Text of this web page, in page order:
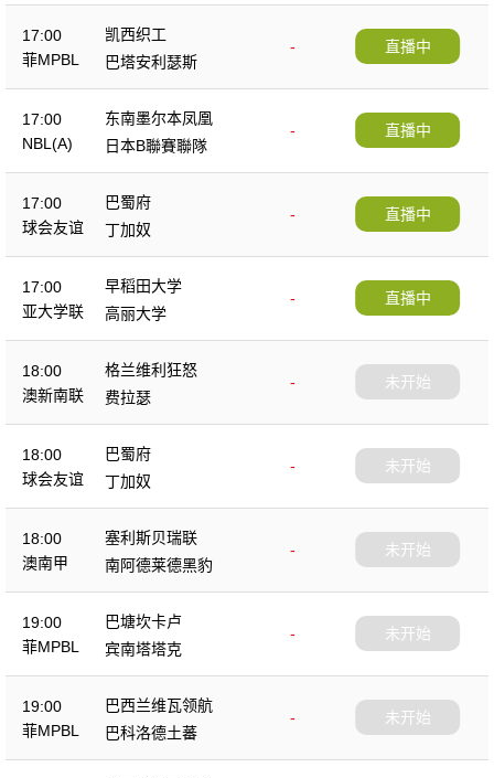
17:00
菲MPBL
凯西织工
-
巴塔安利瑟斯
直播中
17:00
NBL(A)
东南墨尔本凤凰
-
日本B聯賽聯隊
直播中
17:00
球会友谊
巴蜀府
-
丁加奴
直播中
17:00
亚大学联
早稻田大学
-
高丽大学
直播中
18:00
澳新南联
格兰维利狂怒
-
费拉瑟
未开始
18:00
球会友谊
巴蜀府
-
丁加奴
未开始
18:00
澳南甲
塞利斯贝瑞联
-
南阿德莱德黑豹
未开始
19:00
菲MPBL
巴塘坎卡卢
-
宾南塔塔克
未开始
19:00
菲MPBL
巴西兰维瓦领航
-
巴科洛德土蕃
未开始